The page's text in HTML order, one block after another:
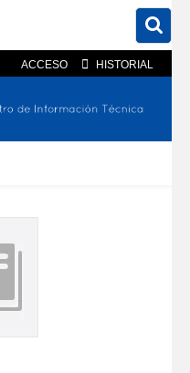
ACCESO HISTORIAL
En el sitio